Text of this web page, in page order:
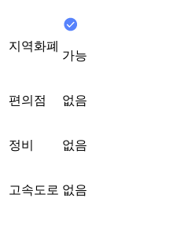
지역화폐
가능
편의점 없음
정비 없음
고속도로 없음